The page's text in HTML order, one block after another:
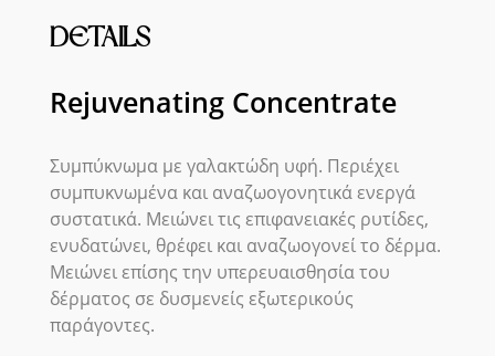
DETAILS
Rejuvenating Concentrate
Συμπύκνωμα με γαλακτώδη υφή. Περιέχει
συμπυκνωμένα και αναζωογονητικά ενεργά
συστατικά. Μειώνει τις επιφανειακές ρυτίδες,
ενυδατώνει, θρέφει και αναζωογονεί το δέρμα.
Μειώνει επίσης την υπερευαισθησία του
δέρματος σε δυσμενείς εξωτερικούς
παράγοντες.